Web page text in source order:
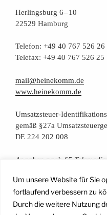
Um unsere Website für Sie
fortlaufend verbessern zu
Durch die weitere Nutzung
Her­lings­burg 6 – 10
22529 Hamburg
Tele­fon: +49 40 767 526 26
Tele­fax: +49 40 767 526 25
mail@heinekomm.de
www.heinekomm.de
Umsatz­steu­er-
gemäß §27a
DE 224 202 008
Anga­ben nach §5
Daten­schutz­er­klä­rung